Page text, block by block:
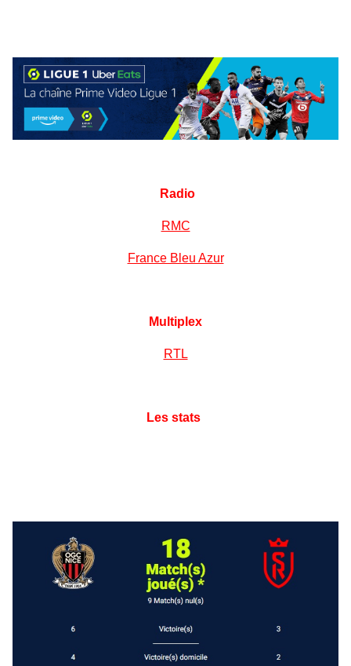
Radio
RMC
France Bleu Azur
Multiplex
RTL
Les stats